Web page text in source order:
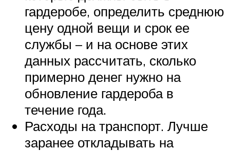
гардеробе, определить среднюю
цену одной вещи и срок ее
службы – и на основе этих
данных рассчитать, сколько
примерно денег нужно на
обновление гардероба в
течение года.
Расходы на транспорт. Лучше
заранее откладывать на